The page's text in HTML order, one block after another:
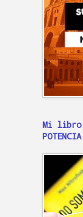
Mi libro: